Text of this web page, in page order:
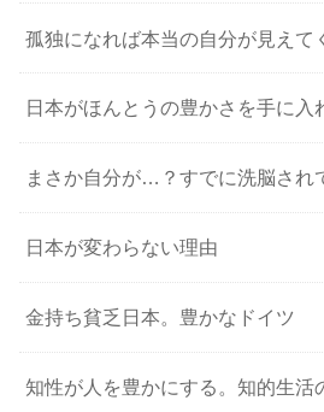
孤独になれば本当の自分が見えて
日本がほんとうの豊かさを手に入
まさか自分が…？すでに洗脳され
日本が変わらない理由
金持ち貧乏日本。豊かなドイツ
知性が人を豊かにする。知的生活